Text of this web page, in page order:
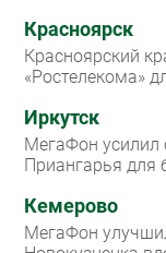
Красноярск
Красноярский
«Ростелекома»
Иркутск
МегаФон усилил
Приангарья для
Кемерово
МегаФон